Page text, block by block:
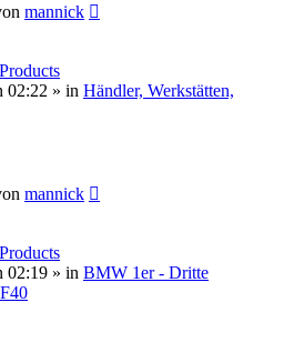
mannick
02:22 » in Händler, Werkstätten,
mannick
02:19 » in BMW 1er - Dritte